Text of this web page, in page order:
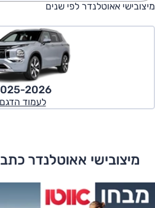
מיצובישי אאוטלנדר לפי שנים
2026
לעמוד הדגם
מיצובישי אאוטלנדר